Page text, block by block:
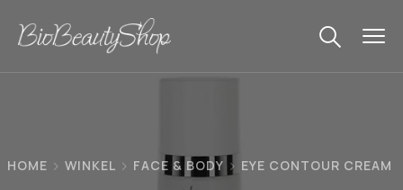
HOME WINKEL FACE & BODY EYE CONTOUR CREAM